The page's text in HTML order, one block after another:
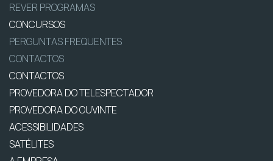
REVER PROGRAMAS
CONCURSOS
PERGUNTAS FREQUENTES
CONTACTOS
CONTACTOS
PROVEDORA DO TELESPECTADOR
PROVEDORA DO OUVINTE
ACESSIBILIDADES
SATÉLITES